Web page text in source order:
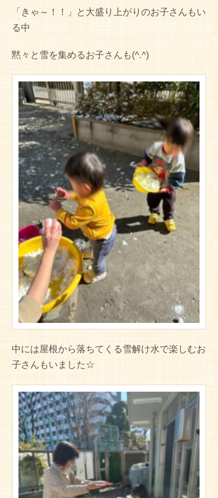
「きゃ～！！」と大盛り上がりのお子さんもい
る中
黙々と雪を集めるお子さんも(^.^)
中には屋根から落ちてくる雪解け水で楽しむお
子さんもいました☆